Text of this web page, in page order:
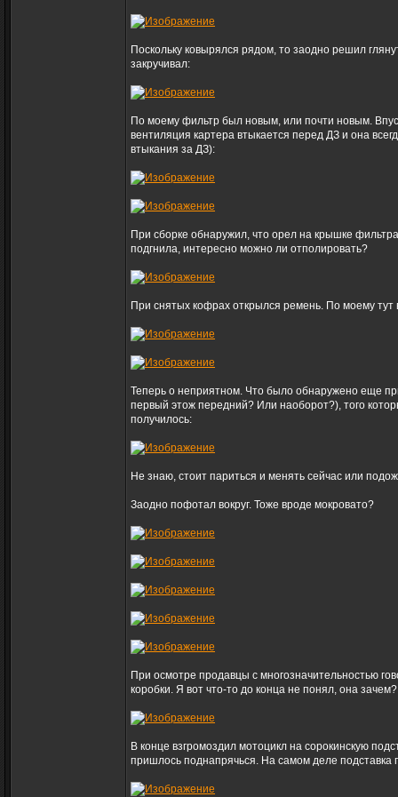
Поскольку ковырялся рядом, то заодно решил
закручивал:
По моему фильтр был новым, или почти новым.
вентиляция картера втыкается перед ДЗ и она
втыкания за ДЗ):
При сборке обнаружил, что орел на крышке
подгнила, интересно можно ли отполировать?
При снятых кофрах открылся ремень. По моему
Теперь о неприятном. Что было обнаружено еще
первый этож передний? Или наоборот?), того
получилось:
Не знаю, стоит париться и менять сейчас или
Заодно пофотал вокруг. Тоже вроде мокровато?
При осмотре продавцы с многозначительностью
коробки. Я вот что-то до конца не понял, она
В конце взгромоздил мотоцикл на сорокинскую
пришлось поднапрячься. На самом деле подставка